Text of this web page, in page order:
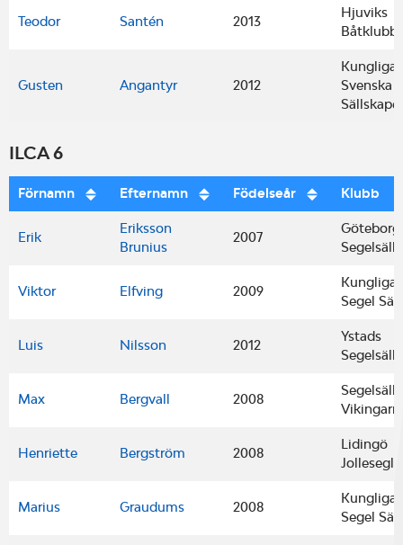
Teodor Santén 2013
Hjuviks
Båtklubb
Gusten Angantyr 2012
Kungliga
Svenska
ILCA 6
Förnamn Efternamn Födelseår Klubb
Erik
Eriksson
Brunius
2007
Viktor Elfving 2009
Kungliga
Segel
Luis Nilsson 2012
Ystads
Max Bergvall 2008
Henriette Bergström 2008
Lidingö
Marius Graudums 2008
Kungliga
Segel